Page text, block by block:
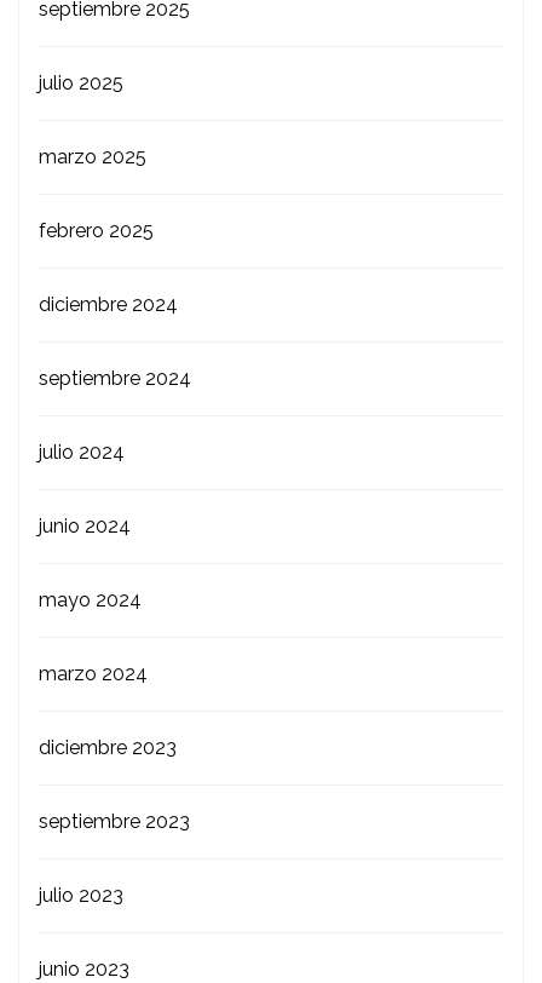
septiembre 2025
julio 2025
marzo 2025
febrero 2025
diciembre 2024
septiembre 2024
julio 2024
junio 2024
mayo 2024
marzo 2024
diciembre 2023
septiembre 2023
julio 2023
junio 2023